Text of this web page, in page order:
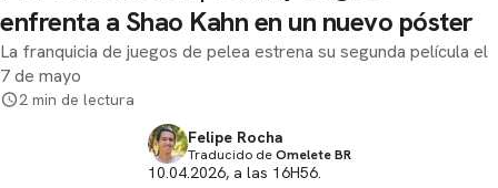
enfrenta a Shao Kahn en un nuevo póster
La franquicia de juegos de pelea estrena su segunda película el
7 de mayo
2 min de lectura
Felipe Rocha
Traducido deOmelete BR
10.04.2026, a las 16H56.